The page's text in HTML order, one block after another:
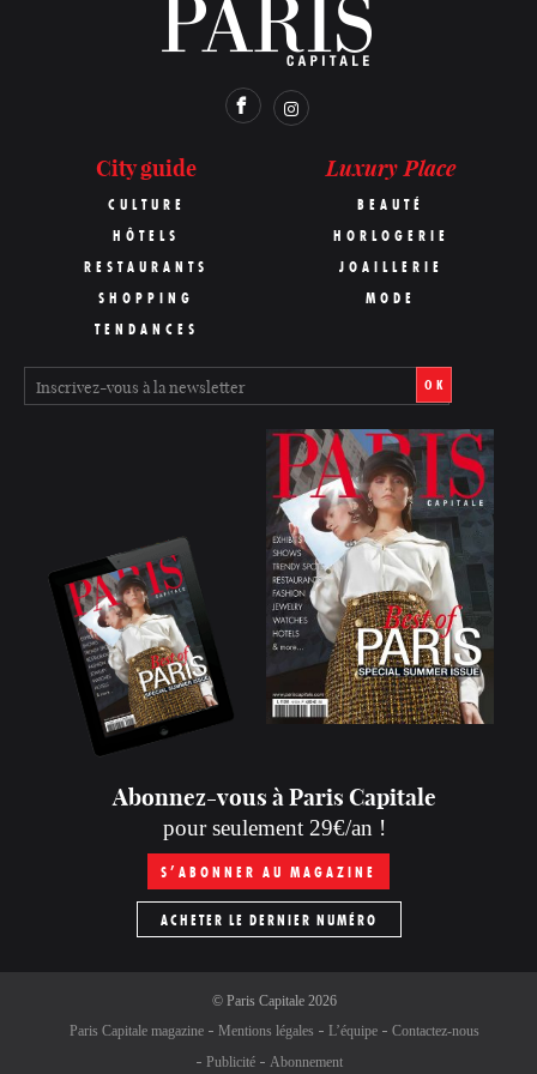
City guide
CULTURE
HÔTELS
RESTAURANTS
SHOPPING
TENDANCES
Luxury Place
BEAUTÉ
HORLOGERIE
JOAILLERIE
MODE
OK
Abonnez-vous à Paris Capitale
pour seulement 29€/an !
S’ABONNER AU MAGAZINE
ACHETER LE DERNIER NUMÉRO
© Paris Capitale2026
Paris Capitale magazine
Mentions légales L’équipe
Contactez-nous
Publicité
Abonnement